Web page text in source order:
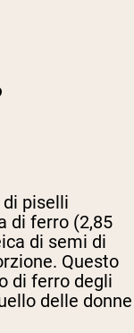
piselli
di ferro (2,85
di semi di
Questo
di ferro degli
delle donne